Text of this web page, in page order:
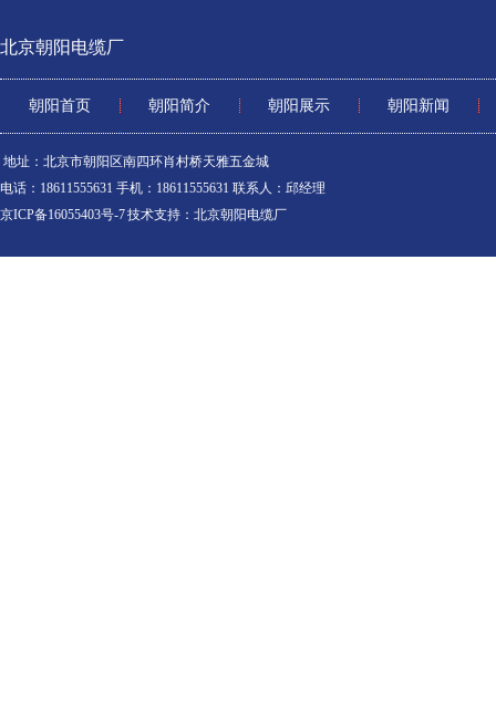
北京朝阳电缆厂
朝阳首页 朝阳简介 朝阳展示 朝阳新闻
地址：北京市朝阳区南四环肖村桥天雅五金城
电话：18611555631 手机：18611555631 联系人：邱经理
京ICP备16055403号-7技术支持： 北京朝阳电缆厂